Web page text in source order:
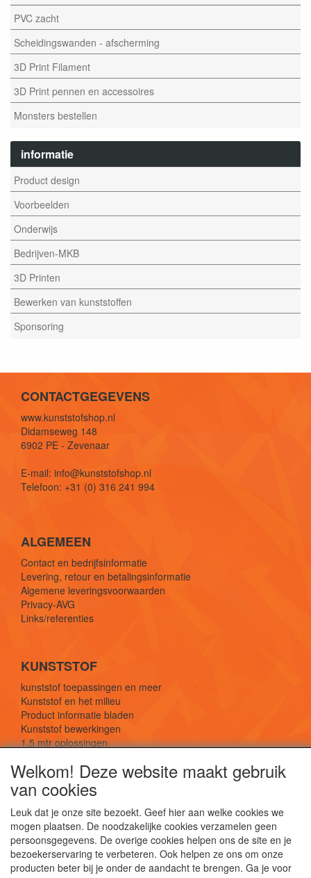
PVC zacht
Scheidingswanden - afscherming
3D Print Filament
3D Print pennen en accessoires
Monsters bestellen
informatie
Product design
Voorbeelden
Onderwijs
Bedrijven-MKB
3D Printen
Bewerken van kunststoffen
Sponsoring
CONTACTGEGEVENS
www.kunststofshop.nl
Didamseweg 148
6902 PE - Zevenaar
E-mail: info@kunststofshop.nl
Telefoon: +31 (0) 316 241 994
ALGEMEEN
Contact en bedrijfsinformatie
Levering, retour en betalingsinformatie
Algemene leveringsvoorwaarden
Privacy-AVG
Links/referenties
KUNSTSTOF
kunststof toepassingen en meer
Kunststof en het milieu
Product informatie bladen
Kunststof bewerkingen
1,5 mtr oplossingen
SOCIALE MEDIA
Welkom! Deze website maakt gebruik
van cookies
Leuk dat je onze site bezoekt. Geef hier aan welke cookies we
mogen plaatsen. De noodzakelijke cookies verzamelen geen
persoonsgegevens. De overige cookies helpen ons de site en je
bezoekerservaring te verbeteren. Ook helpen ze ons om onze
producten beter bij je onder de aandacht te brengen. Ga je voor